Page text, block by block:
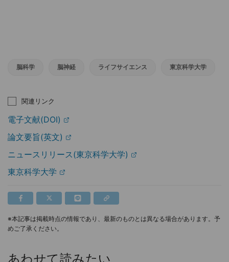
脳科学 脳神経 ライフサイエンス 東京科学大学
関連リンク
電子文献(DOI)
論文要旨(英文)
ニュースリリース(東京科学大学)
東京科学大学
※本記事は掲載時点の情報であり、最新のものとは異なる場合があります。予
めご了承ください。
あわせて読みたい